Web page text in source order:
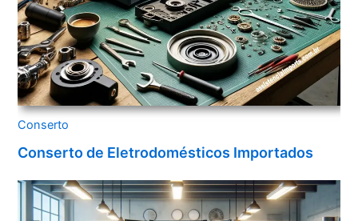
Conserto
Conserto de Eletrodomésticos Importados